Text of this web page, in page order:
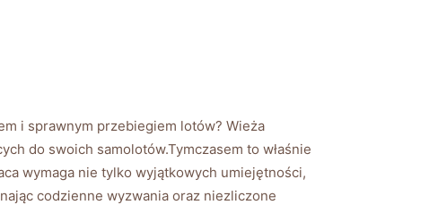
i sprawnym przebiegiem lotów? Wieża
do swoich samolotów.Tymczasem to właśnie
wymaga nie tylko wyjątkowych umiejętności,
codzienne wyzwania oraz niezliczone